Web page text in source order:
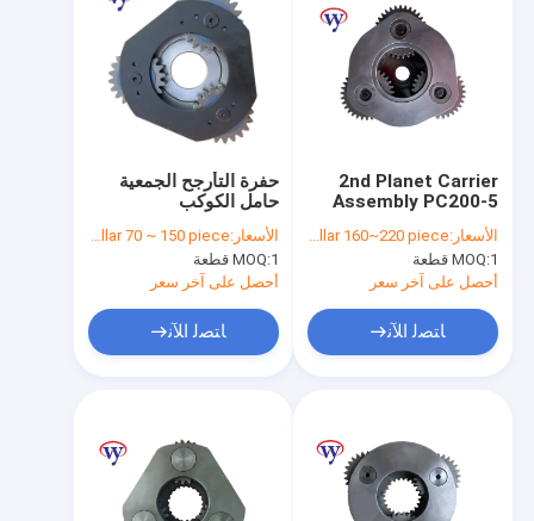
حفرة التأرجح الجمعية
حامل الكوكب
الأسعار:dollar 70 ~ 150 piece
MOQ:1 قطعة
أحصل على آخر سعر
ﺎﺘﺼﻟ ﺍﻶﻧ
2nd Planet Carrier
Assembly PC200-5
20Y-27-13230 Sun
and Planet Gear 20Y-
27-13150
الأسعار:dollar 160~220 piece
MOQ:1 قطعة
أحصل على آخر سعر
ﺎﺘﺼﻟ ﺍﻶﻧ